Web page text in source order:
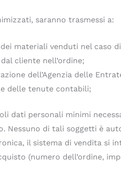
saranno trasmessi a:
materiali venduti nel caso
cliente nell’ordine;
dell’Agenzia delle
delle tenute contabili;
dati personali minimi
Nessuno di tali soggetti è
il sistema di vendita si
(numero dell’ordine,